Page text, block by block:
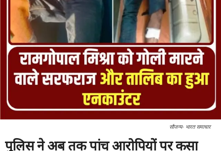
सौजन्य- भारत समाचार
पुलिस ने अब तक पांच आरोपियों पर कसा